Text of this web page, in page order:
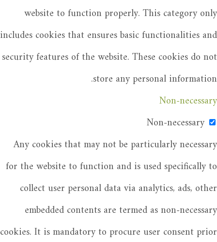
website to function properly. This category only
includes cookies that ensures basic functionalities and
security features of the website. These cookies do not
store any personal information.
Non-necessary
Non-necessary
Any cookies that may not be particularly necessary
for the website to function and is used specifically to
collect user personal data via analytics, ads, other
embedded contents are termed as non-necessary
cookies. It is mandatory to procure user consent prior